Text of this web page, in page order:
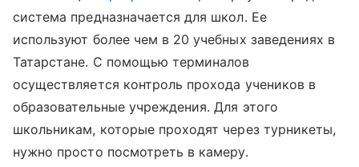
система предназначается для школ. Ее
используют более чем в 20 учебных заведениях в
Татарстане. С помощью терминалов
осуществляется контроль прохода учеников в
образовательные учреждения. Для этого
школьникам, которые проходят через турникеты,
нужно просто посмотреть в камеру.